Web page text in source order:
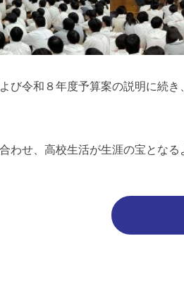
び令和８年度予算案の説明に続
わせ、高校生活が生涯の宝とな